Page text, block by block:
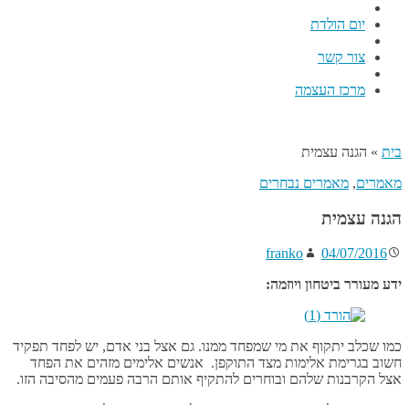
יום הולדת
צור קשר
מרכז העצמה
בית » הגנה עצמית
מאמרים, מאמרים נבחרים
הגנה עצמית
04/07/2016
franko
ידע מעורר ביטחון ויוזמה:
כמו שכלב יתקוף את מי שמפחד ממנו. גם אצל בני אדם, יש לפחד תפקיד
חשוב בגרימת אלימות מצד התוקפן. אנשים אלימים מזהים את הפחד
אצל הקרבנות שלהם ובוחרים להתקיף אותם הרבה פעמים מהסיבה הזו.